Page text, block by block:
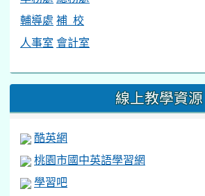
輔導處 補 校
人事室 會計室
線上教學資源
酷英網
桃園市國中英語學習網
學習吧